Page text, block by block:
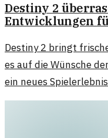
Destiny 2
Entwicklungen
Destiny 2 bringt
es auf die Wünsche
ein neues
für die Zukunft